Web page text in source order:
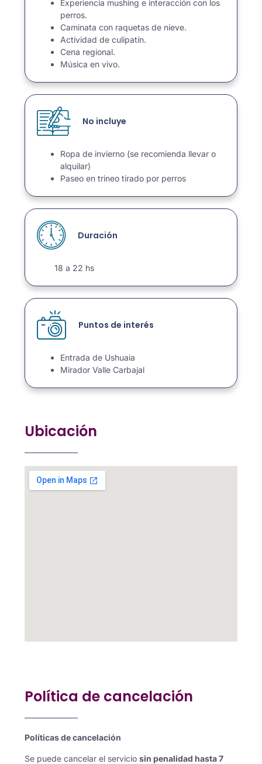
Experiencia mushing e interacción con los
perros.
Caminata con raquetas de nieve.
Actividad de culipatín.
Cena regional.
Música en vivo.
No incluye
Ropa de invierno (se recomienda llevar o
alquilar)
Paseo en trineo tirado por perros
Duración
18 a 22 hs
Puntos de interés
Entrada de Ushuaia
Mirador Valle Carbajal
Ubicación
Política de cancelación
Políticas de cancelación
Se puede cancelar el servicio sin penalidad hasta 7